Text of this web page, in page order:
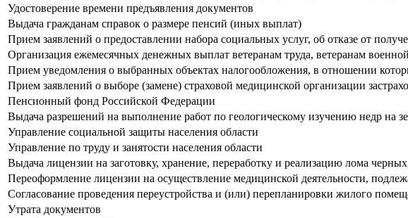
Удостоверение времени предъявления документов
Выдача гражданам справок о размере пенсий (иных выплат)
Прием заявлений о предоставлении набора социальных услуг, об отказе от
Организация ежемесячных денежных выплат ветеранам труда, ветеранам
Прием уведомления о выбранных объектах налогообложения, в отношении
Прием заявлений о выборе (замене) страховой медицинской организации
Пенсионный фонд Российской Федерации
Выдача разрешений на выполнение работ по геологическому изучению недр на
Управление социальной защиты населения области
Управление по труду и занятости населения области
Выдача лицензии на заготовку, хранение, переработку и реализацию лома
Переоформление лицензии на осуществление медицинской деятельности,
Согласование проведения переустройства и (или) перепланировки жилого
Утрата документов